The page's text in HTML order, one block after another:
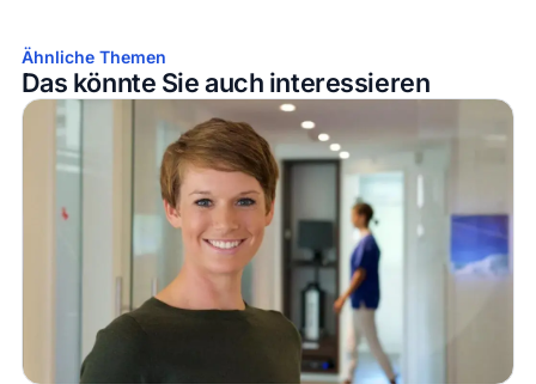
Ähnliche Themen
Das könnte Sie auch interessieren